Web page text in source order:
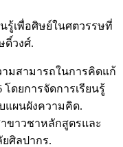
รู้เพื่อศิษย์ในศตวรรษที่
ดิ์วงศ์.
มสามารถในการคิดแก้
ดยการจัดการเรียนรู้
แผนผังความคิด.
าวชาหลักสูตรและ
ศิลปากร.